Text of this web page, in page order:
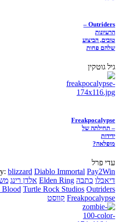
Outriders –
הרעיונות
טובים, הביצוע
שלהם פחות
גיל גוטקין
Freakpocalypse
– תחילתה של
ידידות
מופלאה?
עדי פרל
blizzard Diablo Immortal Pay2Win
דיאבלו כתבה Elden Ring אלדן רינג
Blood Turtle Rock Studios Outriders
Freakpocalypse קווסט